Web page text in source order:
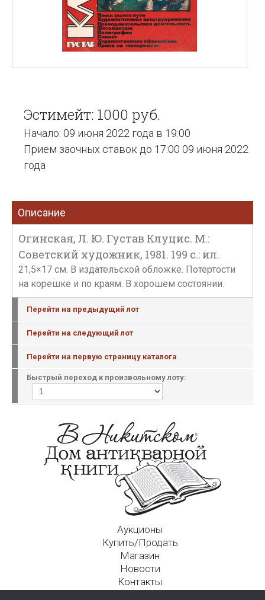
Эстимейт: 1000 руб.
Начало: 09 июня 2022 года в 19:00
Прием заочных ставок до 17:00 09 июня 2022
года
Описание
Огинская, Л. Ю. Густав Клуцис. М.:
Советский художник, 1981. 199 с.: ил.
21,5×17 см. В издательской обложке. Потертости
на корешке и по краям. В хорошем состоянии.
Перейти на предыдущий лот
Перейти на следующий лот
Перейти на первую страницу каталога
Быстрый переход к произвольному лоту:
Аукционы
Купить/Продать
Магазин
Новости
Контакты